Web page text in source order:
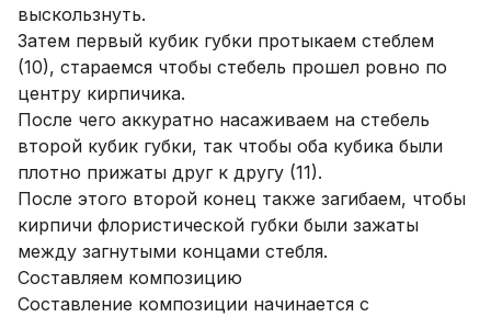
выскользнуть.
Затем первый кубик губки протыкаем стеблем
(10), стараемся чтобы стебель прошел ровно по
центру кирпичика.
После чего аккуратно насаживаем на стебель
второй кубик губки, так чтобы оба кубика были
плотно прижаты друг к другу (11).
После этого второй конец также загибаем, чтобы
кирпичи флористической губки были зажаты
между загнутыми концами стебля.
Составляем композицию
Составление композиции начинается с